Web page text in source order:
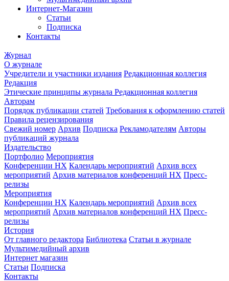
Интернет-Магазин
Статьи
Подписка
Контакты
Журнал
О журнале
Учредители и участники издания Редакционная коллегия
Редакция
Этические принципы журнала Редакционная коллегия
Авторам
Порядок публикации статей Требования к оформлению статей
Правила рецензирования
Свежий номер Архив Подписка Рекламодателям Авторы
публикаций журнала
Издательство
Портфолио Мероприятия
Конференции НХ Календарь мероприятий Архив всех
мероприятий Архив материалов конференций НХ Пресс-
релизы
Мероприятия
Конференции НХ Календарь мероприятий Архив всех
мероприятий Архив материалов конференций НХ Пресс-
релизы
История
От главного редактора Библиотека Статьи в журнале
Мультимедийный архив
Интернет магазин
Статьи Подписка
Контакты